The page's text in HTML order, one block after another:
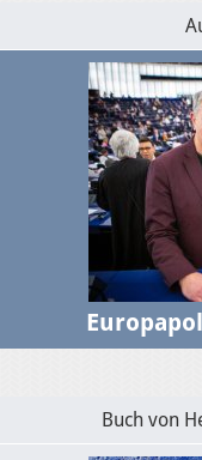
Buch von